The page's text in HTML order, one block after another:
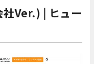
Ver.) | ヒュー